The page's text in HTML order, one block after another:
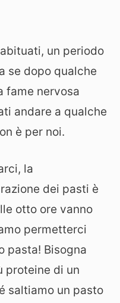
un periodo
se dopo qualche
fame nervosa
andare a qualche
è per noi.
la
dei pasti è
otto ore vanno
permetterci
pasta! Bisogna
proteine di un
saltiamo un pasto